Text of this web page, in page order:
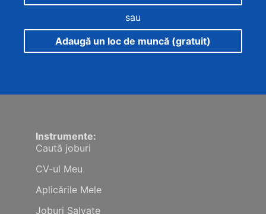
sau
Adaugă un loc de muncă (gratuit)
Instrumente:
Caută joburi
CV-ul Meu
Aplicările Mele
Joburi Salvate